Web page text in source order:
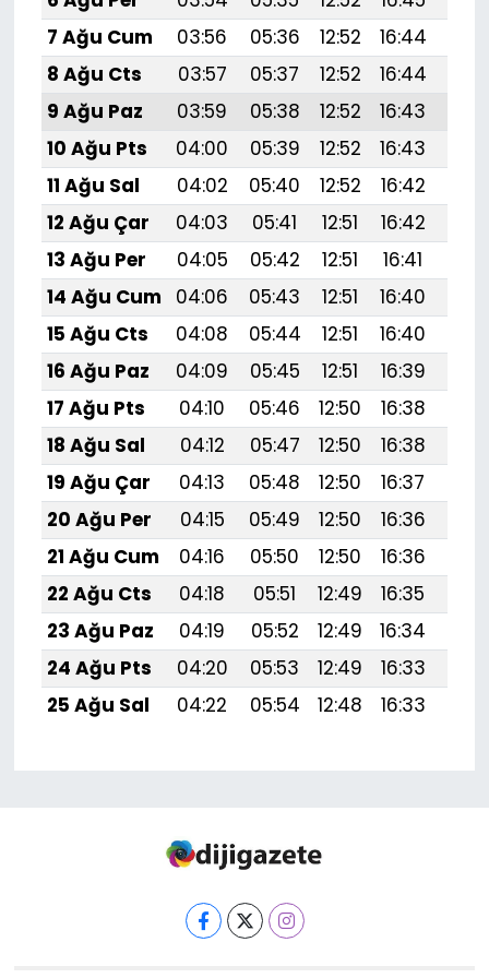
7 Ağu Cum
03:56 05:36 12:52 16:44
8 Ağu Cts
03:57 05:37 12:52 16:44
9 Ağu Paz
03:59 05:38 12:52 16:43
10 Ağu Pts
04:00 05:39 12:52 16:43
11 Ağu Sal
04:02 05:40 12:52 16:42
12 Ağu Çar
04:03 05:41 12:51 16:42
13 Ağu Per
04:05 05:42 12:51 16:41
14 Ağu Cum
04:06 05:43 12:51 16:40
15 Ağu Cts
04:08 05:44 12:51 16:40
16 Ağu Paz
04:09 05:45 12:51 16:39
17 Ağu Pts
04:10 05:46 12:50 16:38
18 Ağu Sal
04:12 05:47 12:50 16:38
19 Ağu Çar
04:13 05:48 12:50 16:37
20 Ağu Per
04:15 05:49 12:50 16:36
21 Ağu Cum
04:16 05:50 12:50 16:36
22 Ağu Cts
04:18 05:51 12:49 16:35
23 Ağu Paz
04:19 05:52 12:49 16:34
24 Ağu Pts
04:20 05:53 12:49 16:33
25 Ağu Sal
04:22 05:54 12:48 16:33